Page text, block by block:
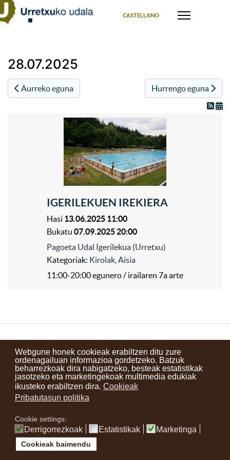
Webgune honek cookieak erabiltzen ditu zure
ordenagailuan informazioa gordetzeko. Batzuk
beharrezkoak dira nabigatzeko, besteak estatistikak
jasotzeko eta marketingekoak multimedia edukiak
ikusteko erabiltzen dira. Cookieak
Pribatutasun politika
Cookie settings:
Derrigorrezkoak Estatistikak Marketinga
Cookieak baimendu
CASTELLANO
28.07.2025
Aurreko eguna Hurrengo eguna
IGERILEKUEN IREKIERA
Hasi 13.06.2025 11:00
Bukatu 07.09.2025 20:00
Pagoeta Udal Igerilekua (Urretxu)
Kategoriak: Kirolak Aisia
11:00-20:00 egunero / irailaren 7a arte
Zure iritzia
instagram
facebook